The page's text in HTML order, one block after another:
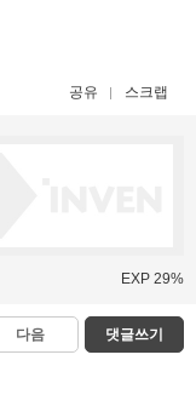
공유 스크랩
EXP 29%
다음 댓글쓰기